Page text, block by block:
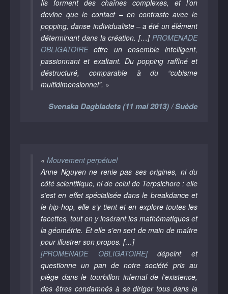
Ils forment des chaînes complexes, et l’on
devine que le contact – en contraste avec le
popping, danse individualiste – a été un élément
déterminant dans la création. […] PROMENADE
OBLIGATOIREoffre un ensemble intelligent,
passionnant et exaltant. Du popping raffiné et
déstructuré, comparable à du “cubisme
multidimensionnel”. »
Svenska Dagbladets (11 mai 2013) / Suède
« Mouvement perpétuel
Anne Nguyen ne renie pas ses origines, ni du
côté scientifique, ni de celui de Terpsichore : elle
s’est en effet spécialisée dans le breakdance et
le hip-hop, elle s’y tient et en explore toutes les
facettes, tout en y insérant les mathématiques et
la géométrie. Et elle s’en sert de main de maître
pour illustrer son propos. […]
[PROMENADE OBLIGATOIRE]dépeint et
questionne un pan de notre société pris au
piège dans le tourbillon infernal de l’existence,
des êtres condamnés à se diriger tous dans la